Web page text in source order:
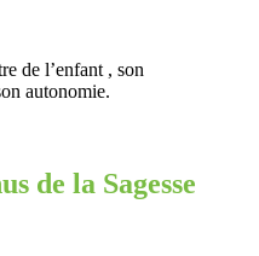
de l’enfant , son
autonomie.
de la Sagesse